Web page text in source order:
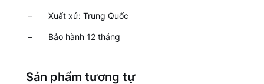
– Xuất xứ: Trung Quốc
– Bảo hành 12 tháng
Sản phẩm tương tự